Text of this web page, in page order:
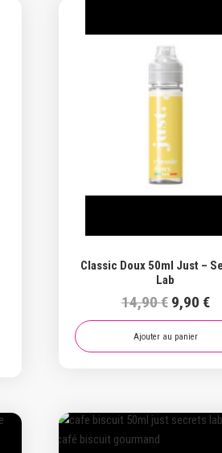
Classic Doux 50ml Just –
Lab
14,90€ Le
prix
initial
était :
9,90 €Le
Ajouter au panier